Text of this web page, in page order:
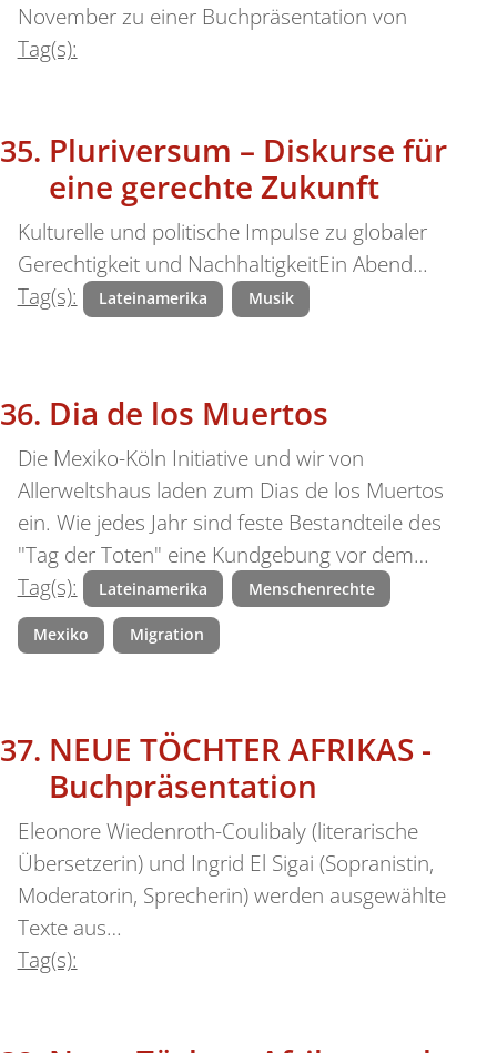
November zu einer Buchpräsentation von
Tag(s):
Pluriversum – Diskurse für
eine gerechte Zukunft
Kulturelle und politische Impulse zu globaler
Gerechtigkeit und NachhaltigkeitEin Abend…
Tag(s):
Lateinamerika Musik
Dia de los Muertos
Die Mexiko-Köln Initiative und wir von
Allerweltshaus laden zum Dias de los Muertos
ein. Wie jedes Jahr sind feste Bestandteile des
"Tag der Toten" eine Kundgebung vor dem…
Tag(s):
Lateinamerika Menschenrechte
Mexiko Migration
NEUE TÖCHTER AFRIKAS -
Buchpräsentation
Eleonore Wiedenroth-Coulibaly (literarische
Übersetzerin) und Ingrid El Sigai (Sopranistin,
Moderatorin, Sprecherin) werden ausgewählte
Texte aus…
Tag(s):